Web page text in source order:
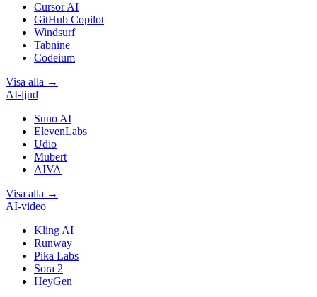
Cursor AI
GitHub Copilot
Windsurf
Tabnine
Codeium
Visa alla →
AI-ljud
Suno AI
ElevenLabs
Udio
Mubert
AIVA
Visa alla →
AI-video
Kling AI
Runway
Pika Labs
Sora 2
HeyGen